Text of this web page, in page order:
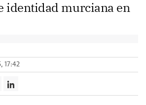
identidad murciana en
17:42